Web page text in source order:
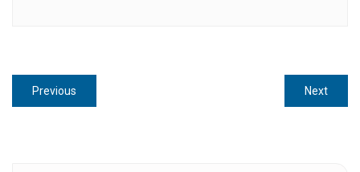
Navegação
de
Previous
post:
NextNext
post: